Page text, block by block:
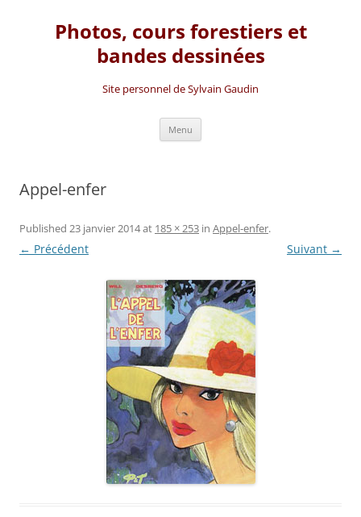
Photos, cours forestiers et
bandes dessinées
Site personnel de Sylvain Gaudin
Menu
Appel-enfer
Published 23 janvier 2014at 185 × 253 in Appel-enfer.
← Précédent Suivant →